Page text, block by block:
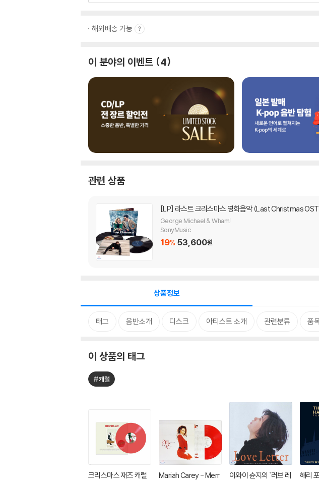
해외배송 가능
이 분야의 이벤트 4
관련 상품
[LP] 라스트 크리스마스 영화음악 (Last Christmas
George Michael & Wham!
SonyMusic
19% 53,600원
상품정보
태그 음반소개 디스크 아티스트 소개 관련분류 품
이 상품의 태그
#캐럴
크리스마스 재즈 캐럴
Mariah Carey - Merr
이와이 슌지의 `러브 레
해리